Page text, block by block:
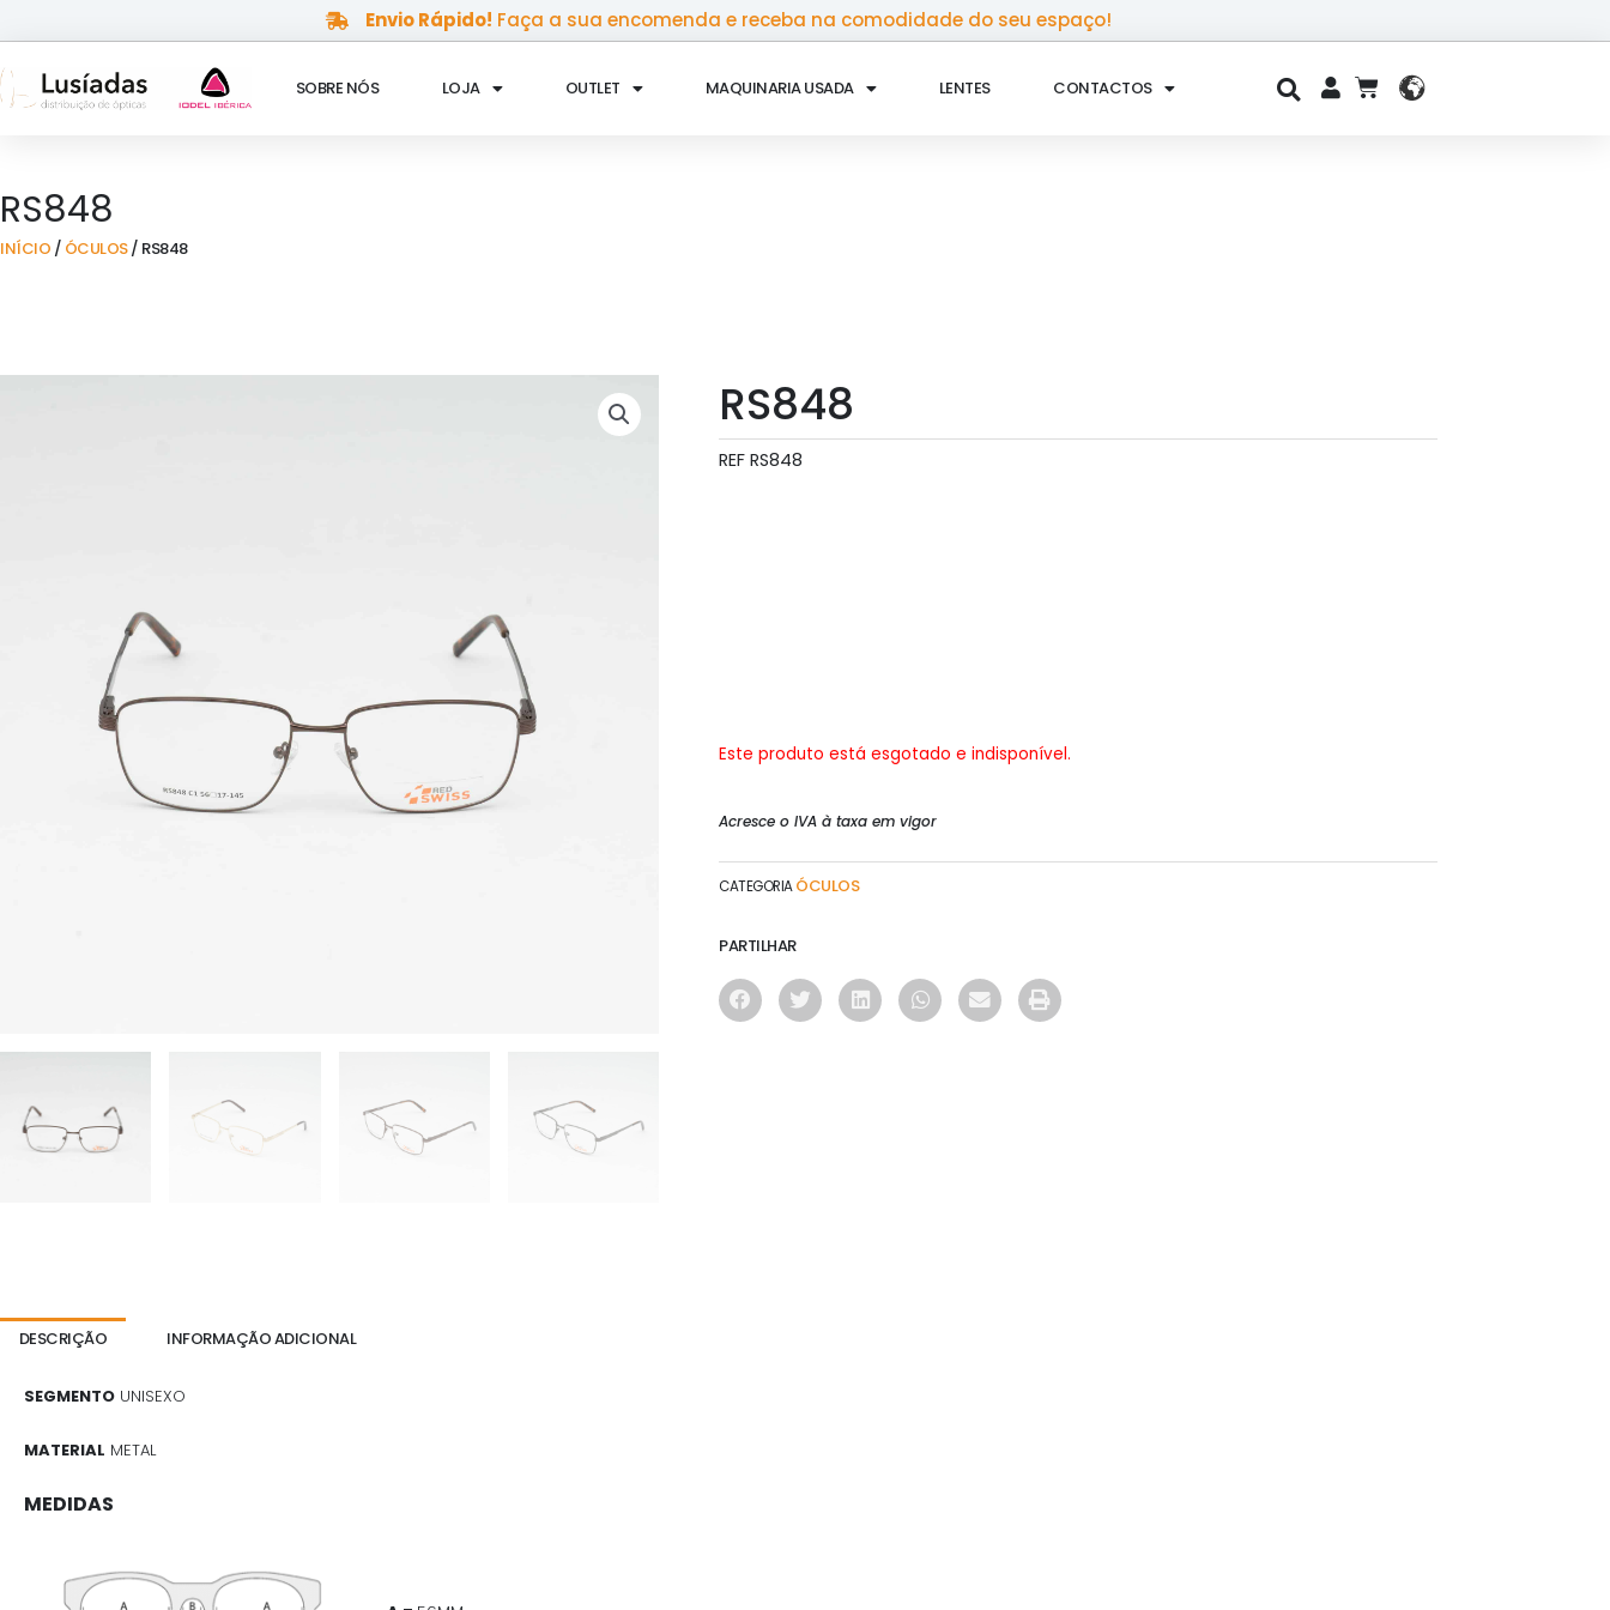
to
content
Envio Rápido! Faça a sua encomenda e receba na comodidade do seu espaço!
SOBRE NÓS LOJA OUTLET MAQUINARIA USADA LENTES CONTACTOS CART
RS848
INÍCIO / ÓCULOS/ RS848
DESCRIÇÃO INFORMAÇÃO ADICIONAL
SEGMENTO UNISEXO
MATERIAL METAL
MEDIDAS
RS848
REF RS848
Este produto está esgotado e indisponível.
Acresce o IVA à taxa em vigor
CATEGORIA ÓCULOS
PARTILHAR